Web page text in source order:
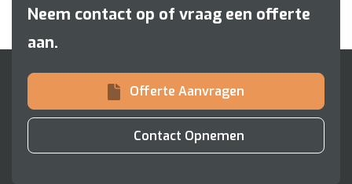
Neem contact op of vraag een offerte
aan.
Offerte Aanvragen
Contact Opnemen